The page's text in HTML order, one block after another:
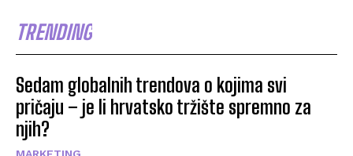
TRENDING
Sedam globalnih trendova o kojima svi
pričaju – je li hrvatsko tržište spremno za
njih?
MARKETING